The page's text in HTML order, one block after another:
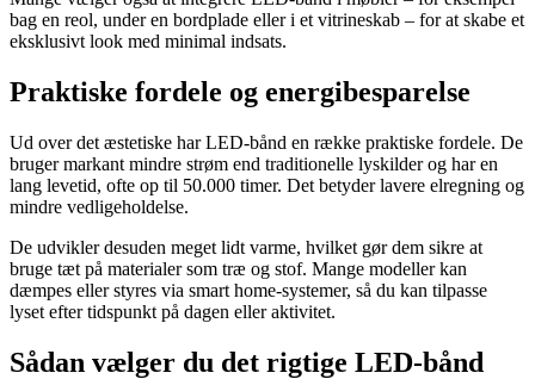
bag en reol, under en bordplade eller i et vitrineskab – for at skabe et
eksklusivt look med minimal indsats.
Praktiske fordele og energibesparelse
Ud over det æstetiske har LED-bånd en række praktiske fordele. De
bruger markant mindre strøm end traditionelle lyskilder og har en
lang levetid, ofte op til 50.000 timer. Det betyder lavere elregning og
mindre vedligeholdelse.
De udvikler desuden meget lidt varme, hvilket gør dem sikre at
bruge tæt på materialer som træ og stof. Mange modeller kan
dæmpes eller styres via smart home-systemer, så du kan tilpasse
lyset efter tidspunkt på dagen eller aktivitet.
Sådan vælger du det rigtige LED-bånd